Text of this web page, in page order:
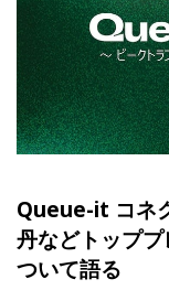
Queue-it コネ
丹などトップ
ついて語る